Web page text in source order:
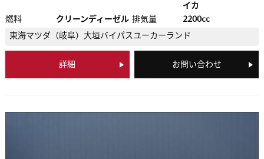
イカ
燃料
クリーンディーゼル 排気量
2200cc
東海マツダ（岐阜） 大垣バイパスユーカーランド
詳細 お問い合わせ